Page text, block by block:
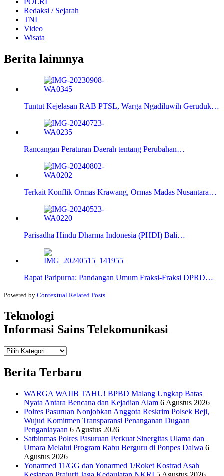
Redaksi / Sejarah
TNI
Video
Wisata
Berita lainnnya
Tuntut Kejelasan RAB PTSL, Warga Ngadiluwih Geruduk…
Rancangan Peraturan Daerah tentang Perubahan…
Terkait Konflik Ormas Krawang, Ormas Madas Nusantara…
Parisadha Hindu Dharma Indonesia (PHDI) Bali…
Rapat Paripurna: Pandangan Umum Fraksi-Fraksi DPRD…
Powered by Contextual Related Posts
Teknologi
Informasi Sains Telekomunikasi
Teknologi
Berita Terbaru
WARGA WAJIB TAHU! BPBD Malang Ungkap Batas
Nyata Antara Bencana dan Kejadian Alam 6 Agustus 2026
Polres Pasuruan Nonjobkan Anggota Reskrim Polsek Beji,
Wujud Komitmen Transparansi Penanganan Dugaan
Penganiayaan 6 Agustus 2026
Satbinmas Polres Pasuruan Perkuat Sinergitas Ulama dan
Umara Melalui Program Rabu Berguru di Ponpes Dalwa 6
Agustus 2026
Yonarmed 11/GG dan Yonarmed 1/Roket Kostrad Asah